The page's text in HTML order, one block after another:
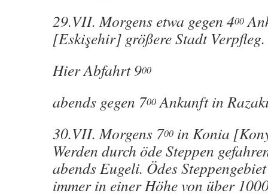
29.VII. Morgens etwa gegen 400
[Eskişehir] größere Stadt Verpfleg.
Hier Abfahrt 900
abends gegen 700Ankunft in
30.VII. Morgens 700 in Konia
Werden durch öde Steppen
abends Eugeli. Ödes
immer in einer Höhe von über